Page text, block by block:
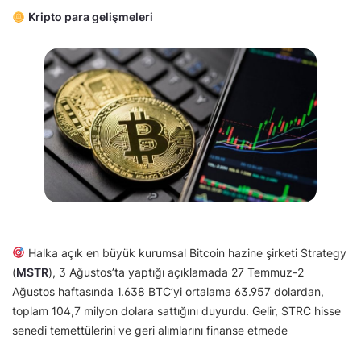
Kripto para gelişmeleri
Halka açık en büyük kurumsal Bitcoin hazine şirketi Strategy
(MSTR), 3 Ağustos’ta yaptığı açıklamada 27 Temmuz-2
Ağustos haftasında 1.638 BTC’yi ortalama 63.957 dolardan,
toplam 104,7 milyon dolara sattığını duyurdu. Gelir, STRC hisse
senedi temettülerini ve geri alımlarını finanse etmede